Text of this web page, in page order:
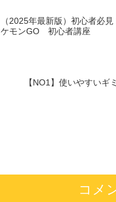
（2025年最新版）初心者
ケモンGO 初心者講座
【NO1】使いやすいギ
コメ